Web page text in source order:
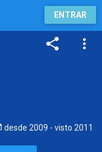
ENTRAR
desde 2009 - visto 2011